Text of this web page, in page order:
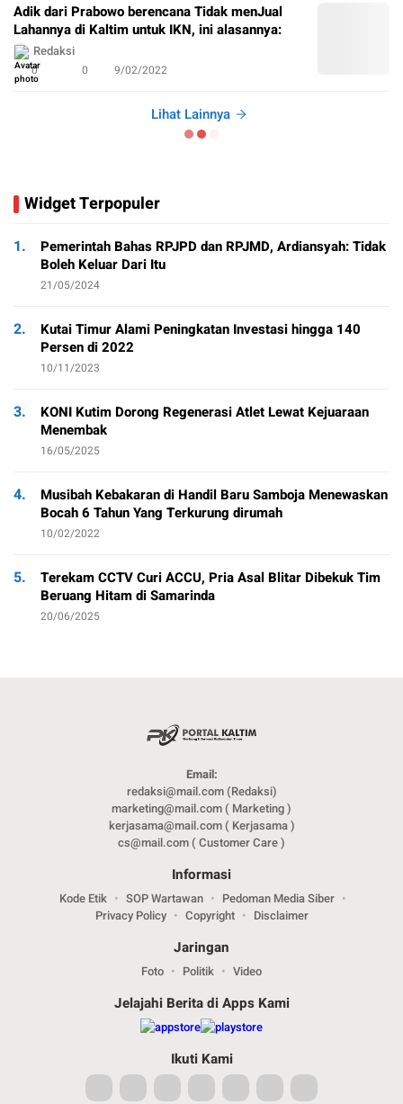
Adik dari Prabowo berencana Tidak menJual
Lahannya di Kaltim untuk IKN, ini alasannya:
Redaksi
0 0 9/02/2022
Lihat Lainnya
Widget Terpopuler
1.
Pemerintah Bahas RPJPD dan RPJMD, Ardiansyah: Tidak
Boleh Keluar Dari Itu
21/05/2024
2.
Kutai Timur Alami Peningkatan Investasi hingga 140
Persen di 2022
10/11/2023
3.
KONI Kutim Dorong Regenerasi Atlet Lewat Kejuaraan
Menembak
16/05/2025
4.
Musibah Kebakaran di Handil Baru Samboja Menewaskan
Bocah 6 Tahun Yang Terkurung dirumah
10/02/2022
5.
Terekam CCTV Curi ACCU, Pria Asal Blitar Dibekuk Tim
Beruang Hitam di Samarinda
20/06/2025
Email:
redaksi@mail.com (Redaksi)
marketing@mail.com ( Marketing )
kerjasama@mail.com ( Kerjasama )
cs@mail.com ( Customer Care )
Informasi
Kode Etik SOP Wartawan
Pedoman Media Siber
Privacy Policy
Copyright Disclaimer
Jaringan
Foto Politik Video
Jelajahi Berita di Apps Kami
Ikuti Kami